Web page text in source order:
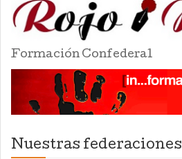
Formación Confederal
Nuestras federaciones